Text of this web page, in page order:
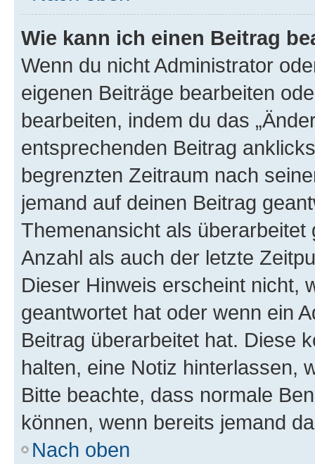
Wie kann ich einen Beitrag
Wenn du nicht Administrator
eigenen Beiträge bearbeiten
bearbeiten, indem du das
entsprechenden Beitrag
begrenzten Zeitraum nach
jemand auf deinen Beitrag
Themenansicht als
Anzahl als auch der letzte
Dieser Hinweis erscheint nicht,
geantwortet hat oder wenn ein
Beitrag überarbeitet hat. Diese
halten, eine Notiz hinterlassen,
Bitte beachte, dass normale
können, wenn bereits jemand
Nach oben